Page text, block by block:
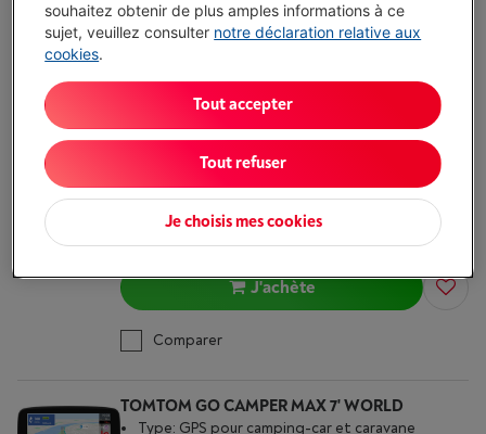
J'achète
TOMTOM GO NAVIGATOR 6' 2GEN
Type: GPS pour voiture
Couverture cartographique: Europe entière
Nombre de pays: 46
Livré demain-Voir le stock
€ 219,00
J'achète
Comparer
TOMTOM GO CAMPER MAX 7' WORLD
Type: GPS pour camping-car et caravane
souhaitez obtenir de plus amples informations à ce
sujet, veuillez consulter notre déclaration relative aux
cookies.
Je choisis mes cookies
Tout refuser
Tout accepter